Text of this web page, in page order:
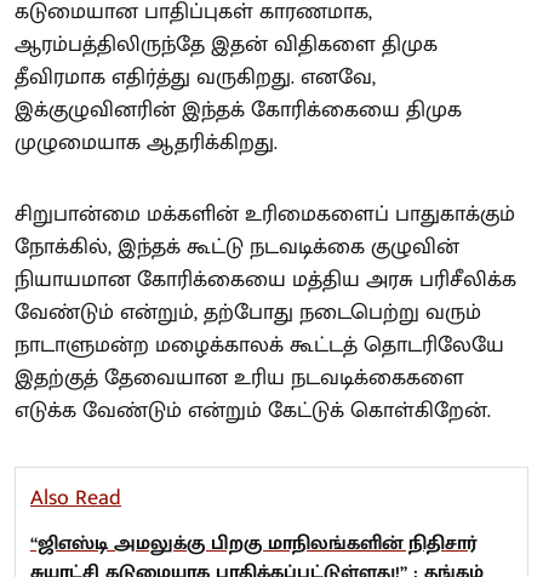
கடுமையான பாதிப்புகள் காரணமாக,
ஆரம்பத்திலிருந்தே இதன் விதிகளை திமுக
தீவிரமாக எதிர்த்து வருகிறது. எனவே,
இக்குழுவினரின் இந்தக் கோரிக்கையை திமுக
முழுமையாக ஆதரிக்கிறது.
சிறுபான்மை மக்களின் உரிமைகளைப் பாதுகாக்கும்
நோக்கில், இந்தக் கூட்டு நடவடிக்கை குழுவின்
நியாயமான கோரிக்கையை மத்திய அரசு பரிசீலிக்க
வேண்டும் என்றும், தற்போது நடைபெற்று வரும்
நாடாளுமன்ற மழைக்காலக் கூட்டத் தொடரிலேயே
இதற்குத் தேவையான உரிய நடவடிக்கைகளை
எடுக்க வேண்டும் என்றும் கேட்டுக் கொள்கிறேன்.
Also Read
“ஜிஎஸ்டி அமலுக்கு பிறகு மாநிலங்களின் நிதிசார்